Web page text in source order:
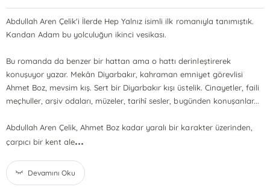
Abdullah Aren Çelik'i İlerde Hep Yalnız isimli ilk romanıyla tanımıştık.
Kandan Adam bu yolculuğun ikinci vesikası.
Bu romanda da benzer bir hattan ama o hattı derinleştirerek
konuşuyor yazar. Mekân Diyarbakır, kahraman emniyet görevlisi
Ahmet Boz, mevsim kış. Sert bir Diyarbakır kışı üstelik. Cinayetler, faili
meçhuller, arşiv odaları, müzeler, tarihî sesler, bugünden konuşanlar...
Abdullah Aren Çelik, Ahmet Boz kadar yaralı bir karakter üzerinden,
çarpıcı bir kent ale...
Devamını Oku